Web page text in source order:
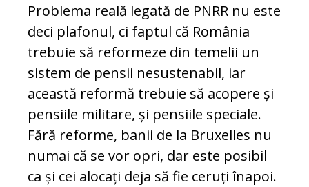
Problema reală legată de PNRR nu este
deci plafonul, ci faptul că România
trebuie să reformeze din temelii un
sistem de pensii nesustenabil, iar
această reformă trebuie să acopere și
pensiile militare, și pensiile speciale.
Fără reforme, banii de la Bruxelles nu
numai că se vor opri, dar este posibil
ca și cei alocați deja să fie ceruți înapoi.